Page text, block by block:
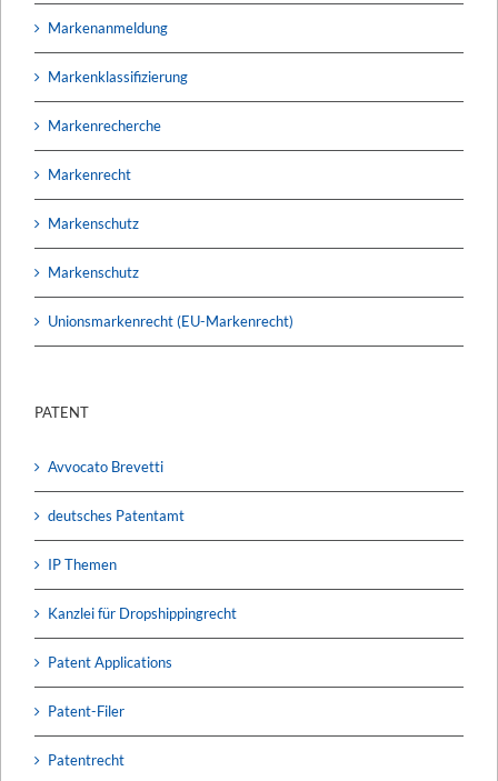
Markenanmeldung
Markenklassifizierung
Markenrecherche
Markenrecht
Markenschutz
Markenschutz
Unionsmarkenrecht (EU-Markenrecht)
PATENT
Avvocato Brevetti
deutsches Patentamt
IP Themen
Kanzlei für Dropshippingrecht
Patent Applications
Patent-Filer
Patentrecht